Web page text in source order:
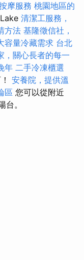
摩服務 桃園地區的
Lake 清潔工服務，
方法 基隆徵信社，
容量冷藏需求 台北
，關心長者的每一
年 二手冷凍櫃選
安養院，提供溫
區 您可以從附近
。